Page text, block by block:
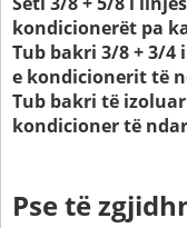
kondicionerët pa
Tub bakri 3/8 + 3/
e kondicionerit të
Tub bakri të
kondicioner të
Pse të